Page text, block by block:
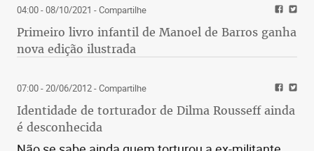
04:00 - 08/10/2021 - Compartilhe
Primeiro livro infantil de Manoel de Barros ganha
nova edição ilustrada
07:00 - 20/06/2012- Compartilhe
Identidade de torturador de Dilma Rousseff ainda
é desconhecida